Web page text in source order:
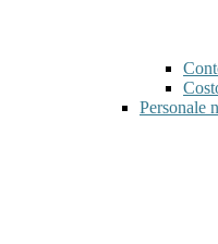
Personale